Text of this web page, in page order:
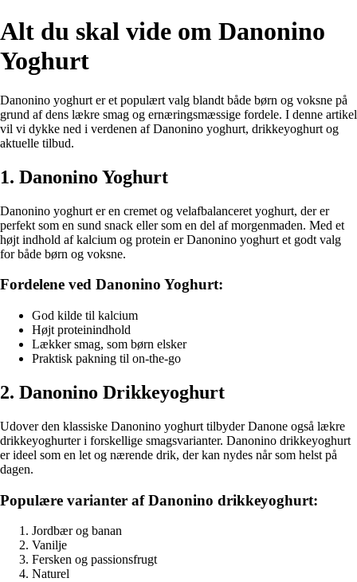
Alt du skal vide om Danonino
Yoghurt
Danonino yoghurt er et populært valg blandt både børn og voksne på
grund af dens lækre smag og ernæringsmæssige fordele. I denne artikel
vil vi dykke ned i verdenen af Danonino yoghurt, drikkeyoghurt og
aktuelle tilbud.
1. Danonino Yoghurt
Danonino yoghurt er en cremet og velafbalanceret yoghurt, der er
perfekt som en sund snack eller som en del af morgenmaden. Med et
højt indhold af kalcium og protein er Danonino yoghurt et godt valg
for både børn og voksne.
Fordelene ved Danonino Yoghurt:
God kilde til kalcium
Højt proteinindhold
Lækker smag, som børn elsker
Praktisk pakning til on-the-go
2. Danonino Drikkeyoghurt
Udover den klassiske Danonino yoghurt tilbyder Danone også lækre
drikkeyoghurter i forskellige smagsvarianter. Danonino drikkeyoghurt
er ideel som en let og nærende drik, der kan nydes når som helst på
dagen.
Populære varianter af Danonino drikkeyoghurt:
Jordbær og banan
Vanilje
Fersken og passionsfrugt
Naturel